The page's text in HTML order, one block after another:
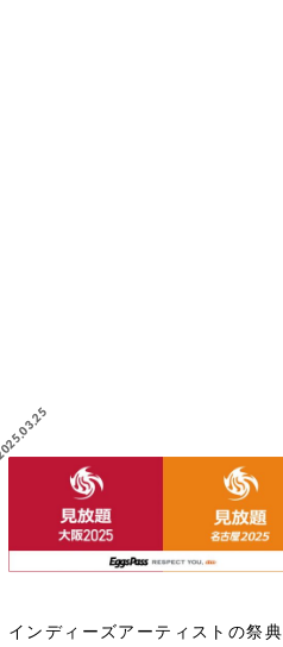
2025.03.25
インディーズアーティストの祭典